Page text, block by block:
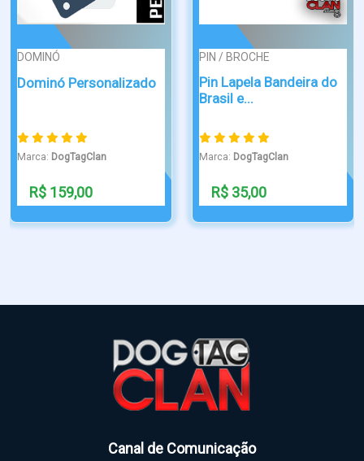
PIN / BROCHE
Pin Lapela Bandeira do
Marca:DogTagClan
R$ 35,00
CORRENTE
Corrente dog tag de
aço Inox
Marca:DogTagClan
R$ 21,99
Canal de Comunicação